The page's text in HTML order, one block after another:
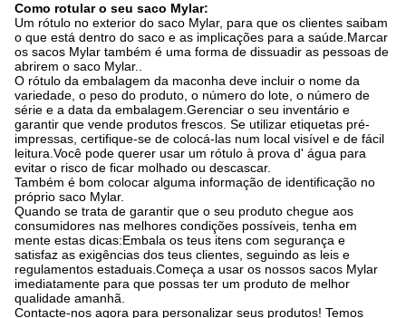
Como rotular o seu saco Mylar:
Um rótulo no exterior do saco Mylar, para que os clientes saibam
o que está dentro do saco e as implicações para a saúde.Marcar
os sacos Mylar também é uma forma de dissuadir as pessoas de
abrirem o saco Mylar..
O rótulo da embalagem da maconha deve incluir o nome da
variedade, o peso do produto, o número do lote, o número de
série e a data da embalagem.Gerenciar o seu inventário e
garantir que vende produtos frescos. Se utilizar etiquetas pré-
impressas, certifique-se de colocá-las num local visível e de fácil
leitura.Você pode querer usar um rótulo à prova d' água para
evitar o risco de ficar molhado ou descascar.
Também é bom colocar alguma informação de identificação no
próprio saco Mylar.
Quando se trata de garantir que o seu produto chegue aos
consumidores nas melhores condições possíveis, tenha em
mente estas dicas:Embala os teus itens com segurança e
satisfaz as exigências dos teus clientes, seguindo as leis e
regulamentos estaduais.Começa a usar os nossos sacos Mylar
imediatamente para que possas ter um produto de melhor
qualidade amanhã.
Contacte-nos agora para personalizar seus produtos! Temos